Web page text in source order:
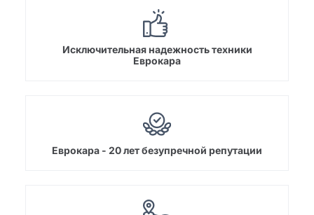
Исключительная надежность техники
Еврокара
Еврокара - 20 лет безупречной репутации